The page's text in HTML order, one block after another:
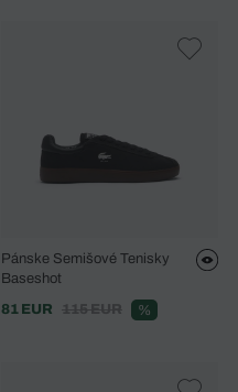
Pánske Semišové Tenisky
Baseshot
81 EUR
115 EUR %